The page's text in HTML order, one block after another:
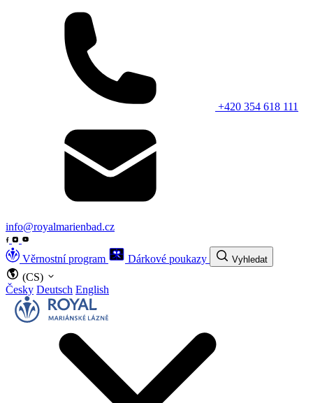
+420 354 618 111
info@royalmarienbad.cz
Věrnostní program Dárkové poukazy Vyhledat
(CS)
Česky Deutsch English